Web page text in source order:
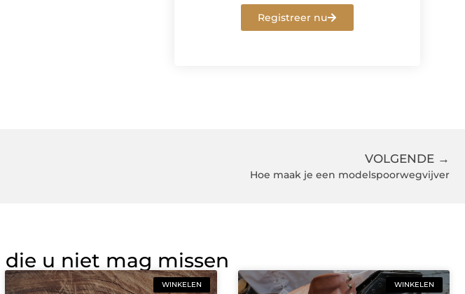
Registreer nu
VOLGENDE →
Hoe maak je een modelspoorwegvijver
die u niet mag missen
WINKELEN WINKELEN